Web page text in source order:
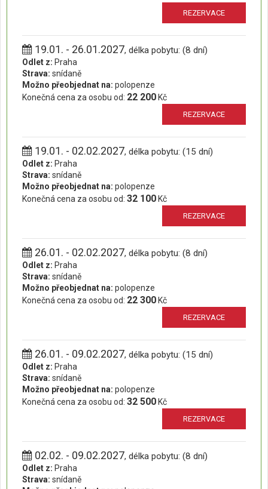
REZERVACE
19.01. - 26.01.2027, délka pobytu: (8 dní)
Odlet z: Praha
Strava: snídaně
Možno přeobjednat na: polopenze
Konečná cena za osobu od: 22 200 Kč
REZERVACE
19.01. - 02.02.2027, délka pobytu: (15 dní)
Odlet z: Praha
Strava: snídaně
Možno přeobjednat na: polopenze
Konečná cena za osobu od: 32 100 Kč
REZERVACE
26.01. - 02.02.2027, délka pobytu: (8 dní)
Odlet z: Praha
Strava: snídaně
Možno přeobjednat na: polopenze
Konečná cena za osobu od: 22 300 Kč
REZERVACE
26.01. - 09.02.2027, délka pobytu: (15 dní)
Odlet z: Praha
Strava: snídaně
Možno přeobjednat na: polopenze
Konečná cena za osobu od: 32 500 Kč
REZERVACE
02.02. - 09.02.2027, délka pobytu: (8 dní)
Odlet z: Praha
Strava: snídaně